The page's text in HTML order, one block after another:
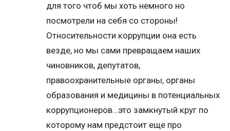
для того чтоб мы хоть немного но
посмотрели на себя со стороны!
Относительности коррупции она есть
везде, но мы сами превращаем наших
чиновников, депутатов,
правоохранительные органы, органы
образования и медицины в потенциальных
коррупционеров…это замкнутый круг по
которому нам предстоит еще про